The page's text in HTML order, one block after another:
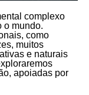
complexo
o mundo.
como
muitos
e naturais
apoiadas por